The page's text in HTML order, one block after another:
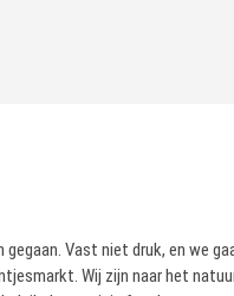
Vast niet druk, en we
Wij zijn naar het